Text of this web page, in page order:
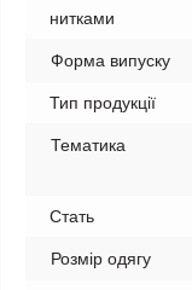
нитками
Форма випуску
Тип продукції
Тематика
Стать
Розмір одягу